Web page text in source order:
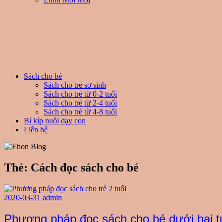
Sách cho bé
Sách cho trẻ sơ sinh
Sách cho trẻ từ 0-2 tuổi
Sách cho trẻ từ 2-4 tuổi
Sách cho trẻ từ 4-8 tuổi
Bí kíp nuôi dạy con
Liên hệ
Thẻ: Cách đọc sách cho bé
2020-03-31 admin
Phương pháp đọc sách cho bé dưới hai